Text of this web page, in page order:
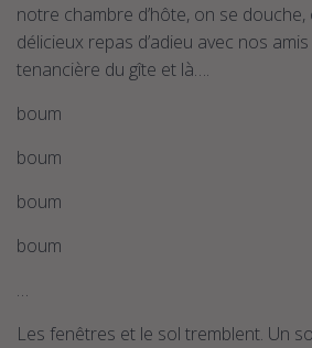
notre chambre d’hôte, on se douche,
délicieux repas d’adieu avec nos
tenancière du gîte et là….
boum
boum
boum
boum
…
Les fenêtres et le sol tremblent. Un